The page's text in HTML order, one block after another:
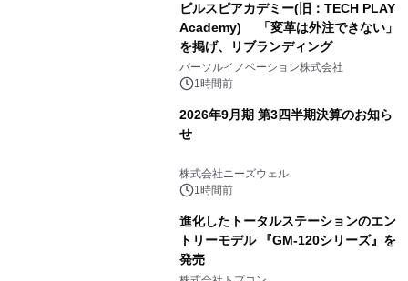
ビルスピアカデミー(旧：TECH PLAY
Academy) 「変革は外注できない」
を掲げ、リブランディング
パーソルイノベーション株式会社
1時間前
2026年9月期 第3四半期決算のお知ら
せ
株式会社ニーズウェル
1時間前
進化したトータルステーションのエン
トリーモデル 『GM-120シリーズ』を
発売